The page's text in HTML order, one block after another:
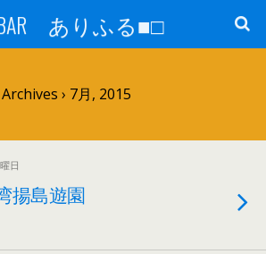
ありふる■□
Archives › 7月, 2015
日
島遊園